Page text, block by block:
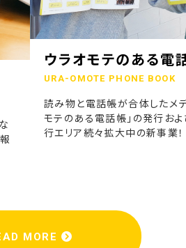
ウラオモテのある電
URA-OMOTE PHONE BOOK
読み物と電話帳が合体したメデ
モテのある電話帳」の発行およ
行エリア続々拡大中の新事業！
MORE